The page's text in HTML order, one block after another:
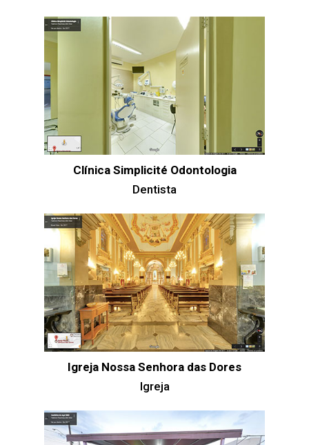
Clínica Simplicité Odontologia
Dentista
Igreja Nossa Senhora das Dores
Igreja